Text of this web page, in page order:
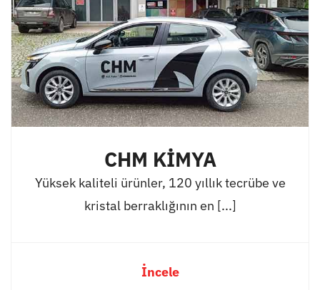
CHM KİMYA
Yüksek kaliteli ürünler, 120 yıllık tecrübe ve
kristal berraklığının en [...]
İncele